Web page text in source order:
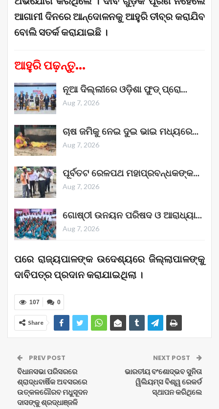
ଆଗାମୀ ଦିନରେ ଆନ୍ଦୋଳନକୁ ଆହୁରି ତୀବ୍ର କରାଯିବ
ବୋଲି ସତର୍କ କରାଯାଇଛି ।
ଆହୁରି ପଢ଼ନ୍ତୁ...
ନୂଆ ଦିଲ୍ଲୀରେ ଓଡ଼ିଶା ଫୁଡ୍ ପ୍ରୋ…
Aug 7, 2026
ଚାଷ ଜମିକୁ ନେଇ ଦୁଇ ଭାଇ ମଧ୍ୟରେ…
Aug 7, 2026
ପୂର୍ବତଟ ରେଳପଥ ମହାପ୍ରବନ୍ଧକଙ୍କ…
Aug 7, 2026
ଗୋଷ୍ଠୀ ଉନୟନ ପରିଷଦ ଓ ଆରାଧ୍ୟା…
Aug 7, 2026
ପରେ ରାଜ୍ୟପାଳଙ୍କ ଉଦେଶ୍ୟରେ ଜିଲ୍ଲାପାଳଙ୍କୁ
ଦାବିପତ୍ର ପ୍ରଦାନ କରାଯାଇଥିଲା ।
0
107
Share
PREV POST
ବିଧାନସଭା ପରିସରରେ
ଶ୍ରାଦ୍ଧବାର୍ଷିକ ଅବସରରେ
ଉତ୍କଳଗୌରବ ମଧୁସୂଦନ
ଦାସଙ୍କୁ ଶ୍ରଦ୍ଧାଞ୍ଜଳି
NEXT POST
ଭାରତୀୟ ବଂଶୋଦ୍ଭବ ସୁନିତା
ୱିଲିୟମ୍ସ ବିଶ୍ୱ ରେକର୍ଡ
ସ୍ଥାପନ କରିଥିଲେ